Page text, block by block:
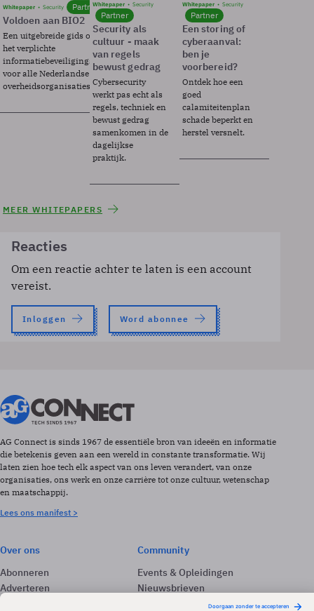
Whitepaper Security Partner
Voldoen aan BIO2
Een uitgebreide gids over BIO2,
het verplichte
informatiebeveiligingsframework
voor alle Nederlandse
overheidsorganisaties.
Whitepaper Security
Partner
Security als
cultuur - maak
van regels
bewust gedrag
Cybersecurity
werkt pas echt als
regels, techniek en
bewust gedrag
samenkomen in de
dagelijkse
praktijk.
Whitepaper Security
Partner
Een storing of
cyberaanval:
ben je
voorbereid?
Ontdek hoe een
goed
calamiteitenplan
schade beperkt en
herstel versnelt.
MEER WHITEPAPERS
Reacties
Om een reactie achter te laten is een account
vereist.
Inloggen Word abonnee
AG Connect is sinds 1967 de essentiële bron van ideeën en informatie
die betekenis geven aan een wereld in constante transformatie. Wij
laten zien hoe tech elk aspect van ons leven verandert, van onze
organisaties, ons werk en onze carrière tot onze cultuur, wetenschap
en maatschappij.
Lees ons manifest >
Over ons
Abonneren
Adverteren
Community
Events & Opleidingen
Nieuwsbrieven